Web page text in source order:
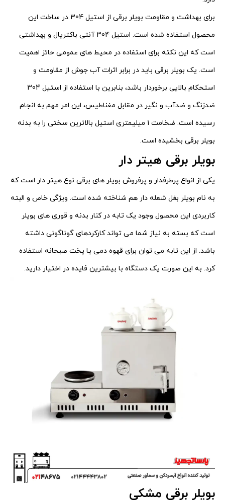
برای بهداشت و مقاومت بویلر برقی از استیل 304 در ساخت این
محصول استفاده شده است. استیل 304 آنتی باکتریال و بهداشتی
است که این نکته برای استفاده در محیط های عمومی حائز اهمیت
است. یک بویلر برقی باید در برابر اثرات آب جوش از مقاومت و
استحکام بالایی برخوردار باشد، بنابرین با استفاده از استیل 304
ضدزنگ و ضدآب و نگیر در مقابل مغناطیس، این امر مهم به انجام
رسیده است. ضخامت 1 میلیمتری استیل بالاترین سختی را به بدنه
بویلر برقی بخشیده است.
بویلر برقی هیتر دار
یکی از انواع پرطرفدار و پرفروش بویلر های برقی نوع هیتر دار است که
به نام بویلر بغل شعله دار هم شناخته شده است. ویژگی خاص و البته
کاربردی این محصول وجود یک تابه در کنار بدنه و قوری های بویلر
است که بسته به نیاز شما می تواند کارکردهای گوناگونی داشته
باشد. از این تابه می توان برای قهوه دمی یا پخت صبحانه استفاده
کرد. به این صورت یک دستگاه با بیشترین فایده در اختیار دارید.
بویلر برقی مشکی